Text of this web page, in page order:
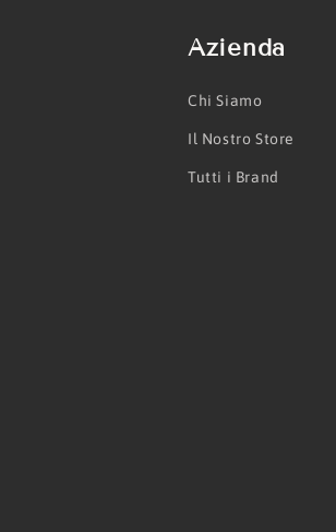
Azienda
Chi Siamo
Il Nostro Store
Tutti i Brand